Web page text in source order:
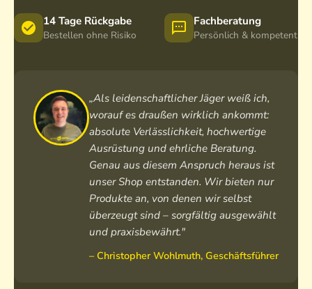
14 Tage Rückgabe
Bestellen ohne Risiko
Fachberatung
Persönlich & kompetent
„Als leidenschaftlicher Jäger weiß ich,
worauf es draußen wirklich ankommt:
absolute Verlässlichkeit, hochwertige
Ausrüstung und ehrliche Beratung.
Genau aus diesem Anspruch heraus ist
unser Shop entstanden. Wir bieten nur
Produkte an, von denen wir selbst
überzeugt sind – sorgfältig ausgewählt
und praxisbewährt."
– Christopher Wohlmuth, Geschäftsführer